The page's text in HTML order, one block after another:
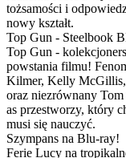
tożsamości i
nowy kształt.
Top Gun - Steelbook
Top Gun -
powstania filmu!
Kilmer, Kelly
oraz niezrównany
as przestworzy, który
musi się nauczyć.
Szympans na Blu-ray!
Ferie Lucy na